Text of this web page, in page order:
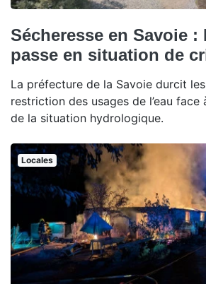
Sécheresse en Savoie :
passe en situation de
La préfecture de la Savoie durcit
restriction des usages de l’eau
de la situation hydrologique.
Locales